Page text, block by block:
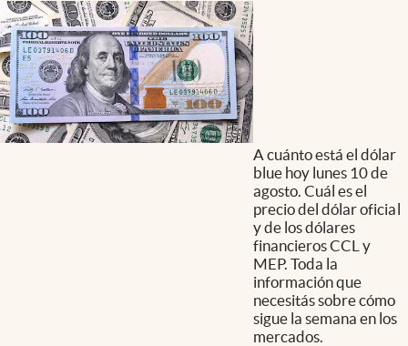
A cuánto está el dólar
blue hoy lunes 10 de
agosto. Cuál es el
precio del dólar oficial
y de los dólares
financieros CCL y
MEP. Toda la
información que
necesitás sobre cómo
sigue la semana en los
mercados.